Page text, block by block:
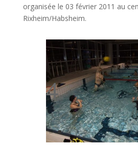
organisée le 03 février 2011 au
Rixheim/Habsheim.